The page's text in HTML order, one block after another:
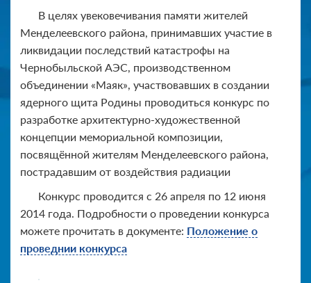
В целях увековечивания памяти жителей
Менделеевского района, принимавших участие в
ликвидации последствий катастрофы на
Чернобыльской АЭС, производственном
объединении «Маяк», участвовавших в создании
ядерного щита Родины проводиться конкурс по
разработке архитектурно-художественной
концепции мемориальной композиции,
посвящённой жителям Менделеевского района,
пострадавшим от воздействия радиации
Конкурс проводится с 26 апреля по 12 июня
2014 года. Подробности о проведении конкурса
можете прочитать в документе: Положение о
проведнии конкурса